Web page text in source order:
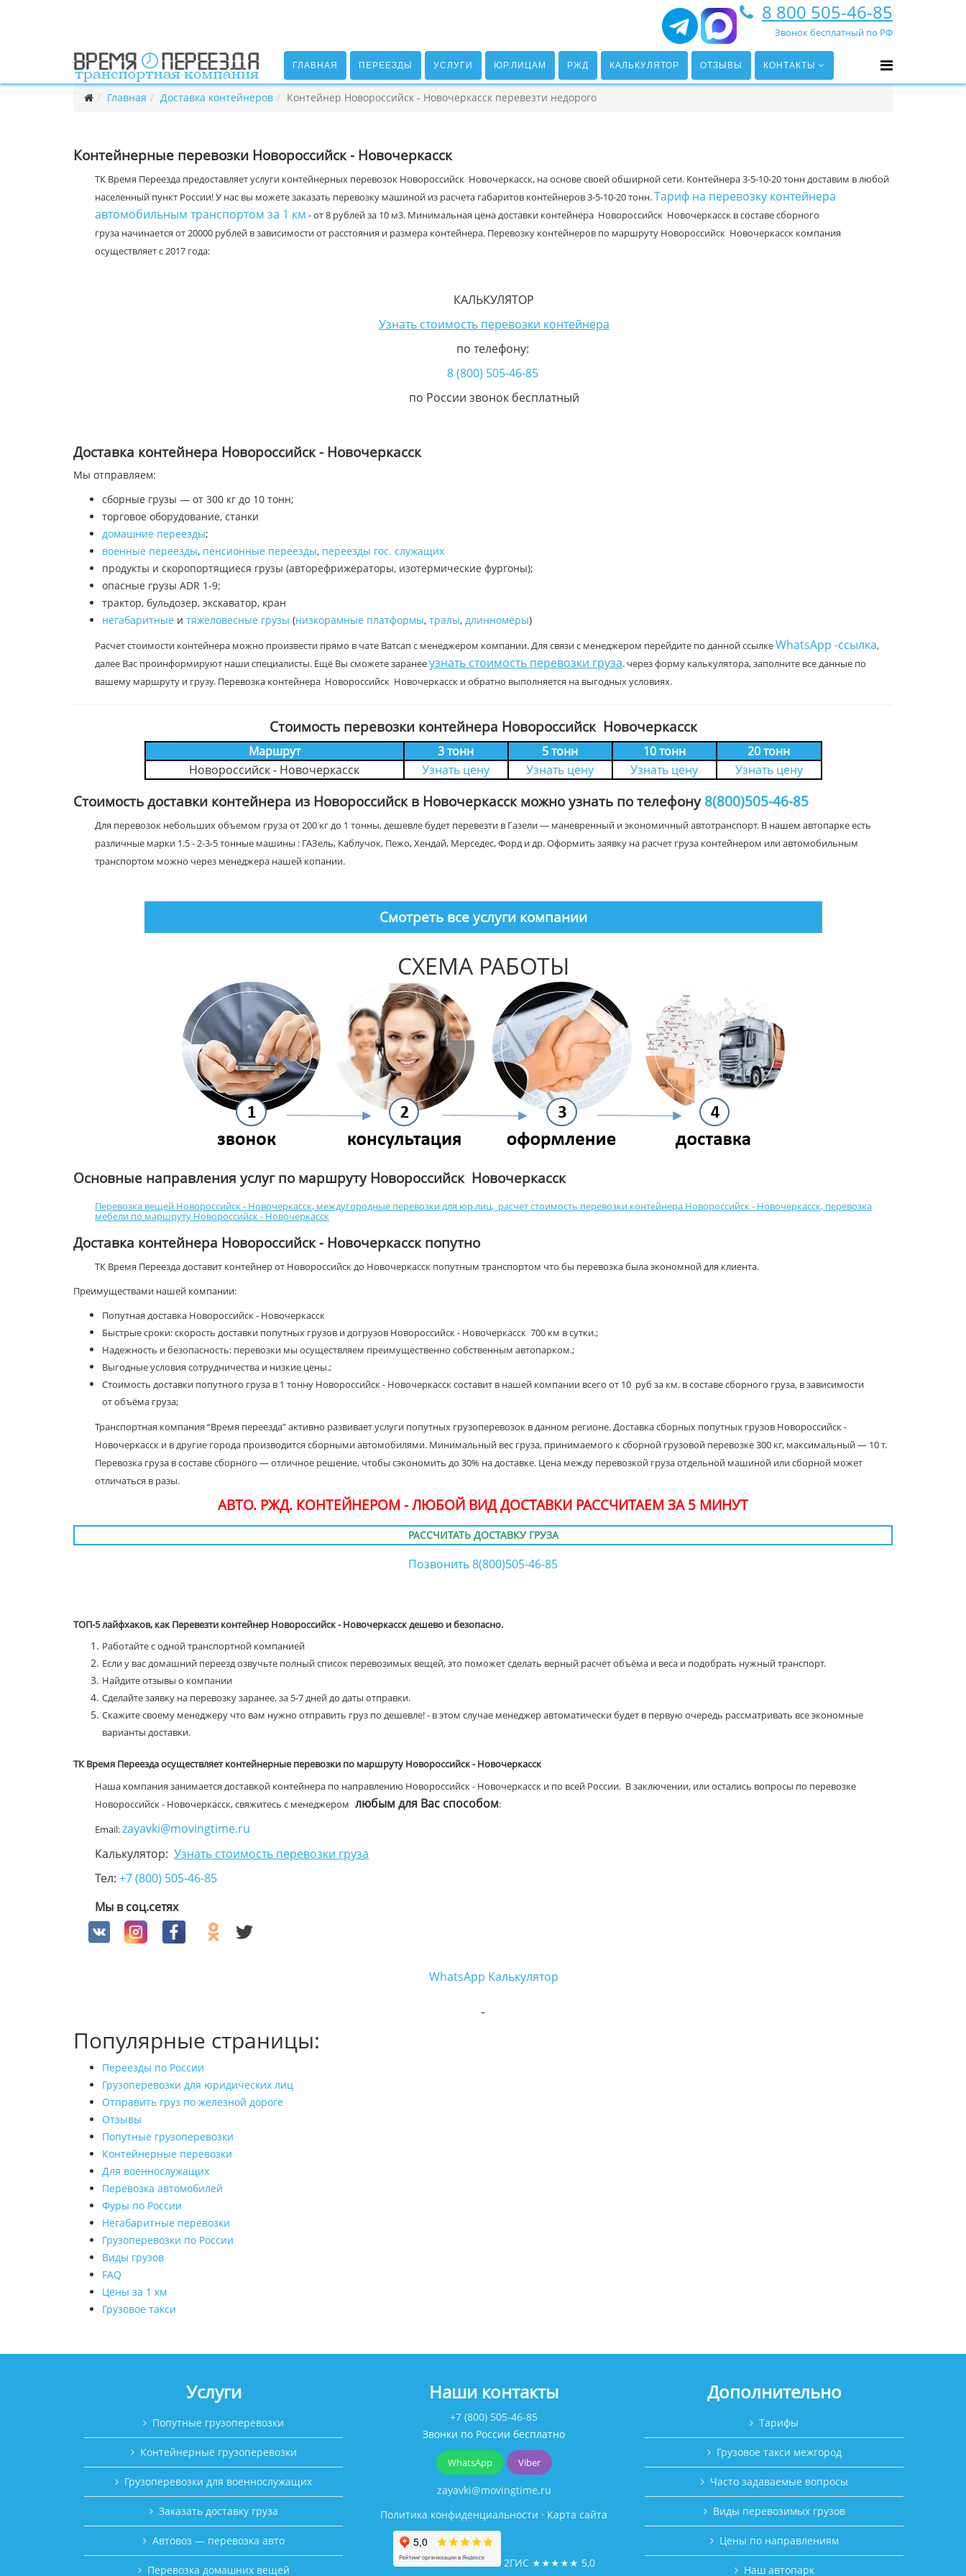
8 800 505-46-85
Звонок бесплатный по РФ
ГЛАВНАЯ ПЕРЕЕЗДЫ УСЛУГИ ЮР.ЛИЦАМ РЖД КАЛЬКУЛЯТОР ОТЗЫВЫ КОНТАКТЫ
Главная Доставка контейнеров Контейнер Новороссийск - Новочеркасск перевезти недорого
Контейнерные перевозки Новороссийск - Новочеркасск
ТК Время Переезда предоставляет услуги контейнерных перевозок Новороссийск Новочеркасск, на основе своей обширной сети. Контейнера 3-5-10-20 тонн доставим в любой
населенный пункт России! У нас вы можете заказать перевозку машиной из расчета габаритов контейнеров 3-5-10-20 тонн.Тариф на перевозку контейнера
автомобильным транспортом за 1 км - от 8 рублей за 10 м3. Минимальная цена доставки контейнера Новороссийск Новочеркасск в составе сборного
груза начинается от 20000 рублей в зависимости от расстояния и размера контейнера. Перевозку контейнеров по маршруту Новороссийск Новочеркасск компания
осуществляет с 2017 года:
КАЛЬКУЛЯТОР
Узнать стоимость перевозки контейнера
по телефону:
8 (800) 505-46-85
по России звонок бесплатный
Доставка контейнера Новороссийск - Новочеркасск
Мы отправляем:
сборные грузы — от 300 кг до 10 тонн;
торговое оборудование, станки
домашние переезды;
военные переезды, пенсионные переезды, переезды гос. служащих
продукты и скоропортящиеся грузы (авторефрижераторы, изотермические фургоны);
опасные грузы ADR 1-9;
трактор, бульдозер, экскаватор, кран
негабаритные и тяжеловесные грузы (низкорамные платформы, тралы, длинномеры)
Расчет стоимости контейнера можно произвести прямо в чате Ватсап с менеджером компании. Для связи с менеджером перейдите по данной ссылкеWhatsApp -ссылка,
далее Вас проинформируют наши специалисты. Ещё Вы сможете заранееузнать стоимость перевозки груза. через форму калькулятора, заполните все данные по
вашему маршруту и грузу. Перевозка контейнера Новороссийск Новочеркасск и обратно выполняется на выгодных условиях.
Стоимость перевозки контейнера Новороссийск Новочеркасск
Маршрут 3 тонн 5 тонн 10 тонн
20 тонн
Новороссийск - Новочеркасск
Узнать цену Узнать цену Узнать цену Узнать цену
Стоимость доставки контейнера из Новороссийск в Новочеркасск можно узнать по телефону 8(800)505-46-85
Для перевозок небольших объемом груза от 200 кг до 1 тонны, дешевле будет перевезти в Газели — маневренный и экономичный автотранспорт. В нашем автопарке есть
различные марки 1.5 - 2-3-5 тонные машины : ГАЗель, Каблучок, Пежо, Хендай, Мерседес, Форд и др. Оформить заявку на расчет груза контейнером или автомобильным
транспортом можно через менеджера нашей копании.
Смотреть все услуги компании
СХЕМА РАБОТЫ
Основные направления услуг по маршруту Новороссийск Новочеркасск
Перевозка вещей Новороссийск - Новочеркасск, междугородные перевозки для юр.лиц, расчет стоимость перевозки контейнера Новороссийск - Новочеркасск, перевозка
мебели по маршруту Новороссийск - Новочеркасск
Доставка контейнера Новороссийск - Новочеркасск попутно
ТК Время Переезда доставит контейнер от Новороссийск до Новочеркасск попутным транспортом что бы перевозка была экономной для клиента.
Преимуществами нашей компании:
Попутная доставка Новороссийск - Новочеркасск
Быстрые сроки: скорость доставки попутных грузов и догрузов Новороссийск - Новочеркасск 700 км в сутки.;
Надежность и безопасность: перевозки мы осуществляем преимущественно собственным автопарком.;
Выгодные условия сотрудничества и низкие цены.;
Стоимость доставки попутного груза в 1 тонну Новороссийск - Новочеркасск составит в нашей компании всего от 10 руб за км. в составе сборного груза, в зависимости
от объёма груза;
Транспортная компания “Время переезда” активно развивает услуги попутных грузоперевозок в данном регионе. Доставка сборных попутных грузов Новороссийск -
Новочеркасск и в другие города производится сборными автомобилями. Минимальный вес груза, принимаемого к сборной грузовой перевозке 300 кг, максимальный — 10 т.
Перевозка груза в составе сборного — отличное решение, чтобы сэкономить до 30% на доставке. Цена между перевозкой груза отдельной машиной или сборной может
отличаться в разы.
АВТО. РЖД. КОНТЕЙНЕРОМ - ЛЮБОЙ ВИД ДОСТАВКИ РАССЧИТАЕМ ЗА 5 МИНУТ
РАССЧИТАТЬ ДОСТАВКУ ГРУЗА
Позвонить 8(800)505-46-85
ТОП-5 лайфхаков, как Перевезти контейнер Новороссийск - Новочеркасск дешево и безопасно.
Работайте с одной транспортной компанией
Если у вас домашний переезд озвучьте полный список перевозимых вещей, это поможет сделать верный расчёт объёма и веса и подобрать нужный транспорт.
Найдите отзывы о компании
Сделайте заявку на перевозку заранее, за 5-7 дней до даты отправки.
Скажите своему менеджеру что вам нужно отправить груз по дешевле! - в этом случае менеджер автоматически будет в первую очередь рассматривать все экономные
варианты доставки.
ТК Время Переезда осуществляет контейнерные перевозки по маршруту Новороссийск - Новочеркасск
Наша компания занимается доставкой контейнера по направлению Новороссийск - Новочеркасск и по всей России. В заключении, или остались вопросы по перевозке
Новороссийск - Новочеркасск, свяжитесь с менеджером любым для Вас способом:
Email:zayavki@movingtime.ru
Калькулятор: Узнать стоимость перевозки груза
Тел: +7 (800) 505-46-85
Мы в соц.сетях
WhatsApp Калькулятор
Популярные страницы:
Переезды по России
Грузоперевозки для юридических лиц
Отправить груз по железной дороге
Отзывы
Попутные грузоперевозки
Контейнерные перевозки
Для военнослужащих
Перевозка автомобилей
Фуры по России
Негабаритные перевозки
Грузоперевозки по России
Виды грузов
FAQ
Цены за 1 км
Грузовое такси
Услуги
Попутные грузоперевозки
Контейнерные грузоперевозки
Грузоперевозки для военнослужащих
Заказать доставку груза
Автовоз — перевозка авто
Перевозка домашних вещей
Наши контакты
+7 (800) 505-46-85
Звонки по России бесплатно
WhatsApp Viber
zayavki@movingtime.ru
Политика конфиденциальности · Карта сайта
2ГИС ★★★★★ 5,0
Дополнительно
Тарифы
Грузовое такси межгород
Часто задаваемые вопросы
Виды перевозимых грузов
Цены по направлениям
Наш автопарк